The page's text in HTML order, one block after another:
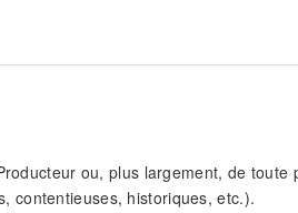
ou, plus largement, de
contentieuses, historiques, etc.).